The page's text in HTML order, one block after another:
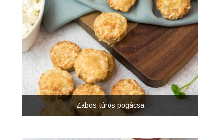
Zabos-túrós pogácsa